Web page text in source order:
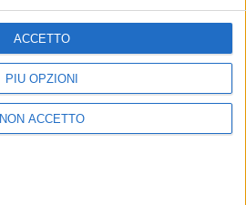
PIÙ OPZIONI
NON ACCETTO
ACCETTO
Lavora con noi
Regolamenti